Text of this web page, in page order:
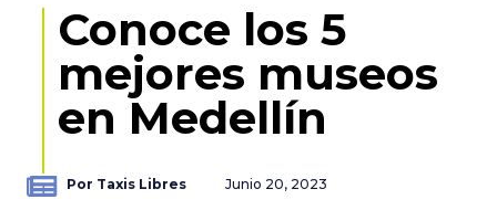
Conoce los 5
mejores museos
en Medellín
Por Taxis Libres Junio 20, 2023